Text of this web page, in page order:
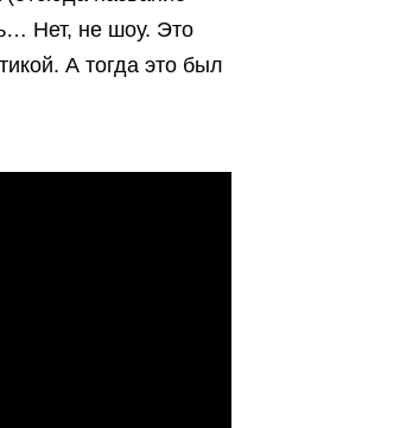
Нет, не шоу. Это
А тогда это был